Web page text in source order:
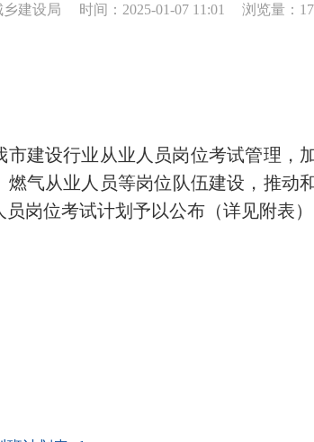
建设局 时间：2025-01-07 11:01 浏览量：
设行业从业人员岗位考试管理，
燃气从业人员等岗位队伍建设，推动
岗位考试计划予以公布（详见附表）